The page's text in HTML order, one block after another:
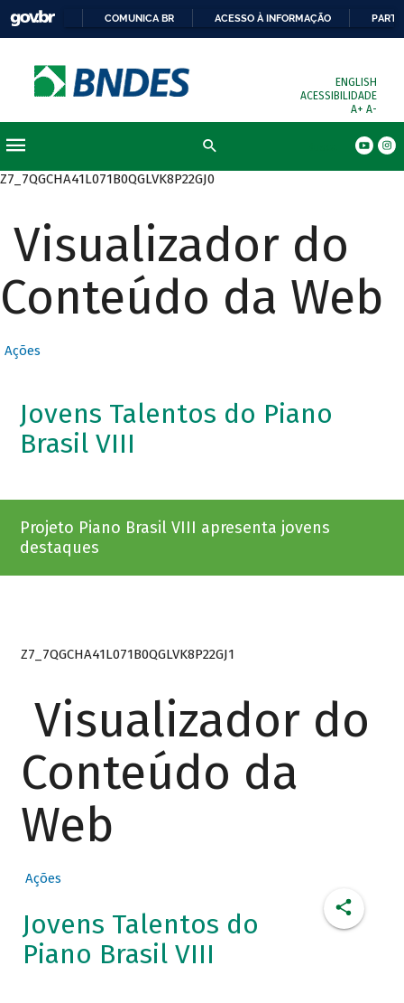
COMUNICA BR ACESSO À INFORMAÇÃO
ENGLISH
ACESSIBILIDADE
A+ A-
Z7_7QGCHA41L071B0QGLVK8P22GJ0
Visualizador do
Conteúdo da Web
Ações
Jovens Talentos do Piano
Brasil VIII
Projeto Piano Brasil VIII apresenta jovens
destaques
Z7_7QGCHA41L071B0QGLVK8P22GJ1
Visualizador do
Conteúdo da
Web
Ações
Jovens Talentos do
Piano Brasil VIII